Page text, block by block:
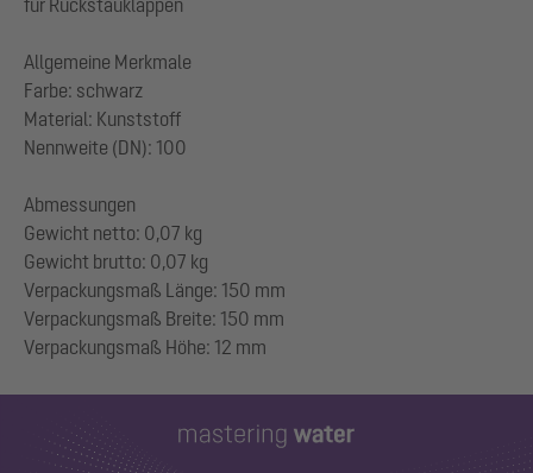
für Rückstauklappen
Allgemeine Merkmale
Farbe: schwarz
Material: Kunststoff
Nennweite (DN): 100
Abmessungen
Gewicht netto: 0,07 kg
Gewicht brutto: 0,07 kg
Verpackungsmaß Länge: 150 mm
Verpackungsmaß Breite: 150 mm